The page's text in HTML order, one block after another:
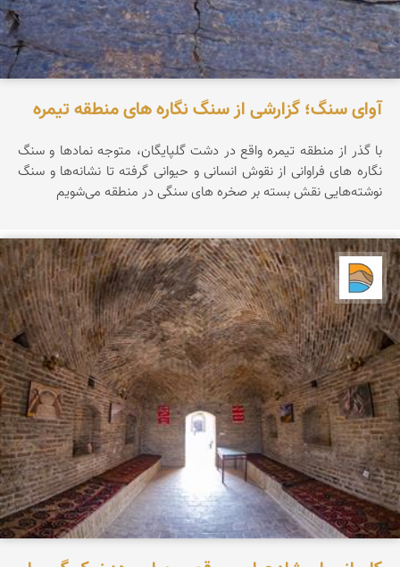
آوای سنگ؛ گزارشی از سنگ نگاره های منطقه تیمره
با گذر از منطقه تیمره واقع در دشت گلپایگان، متوجه نماد‌ها و سنگ
نگاره های فراوانی از نقوش انسانی و حیوانی گرفته تا نشانه‌ها و سنگ
نوشته‌هایی نقش بسته بر صخره های سنگی در منطقه می‌شویم
دریاچه کویر